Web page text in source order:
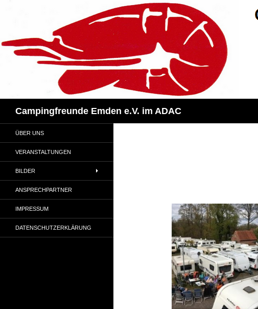
Campingfreunde Emden e.V. im ADAC
ÜBER UNS
VERANSTALTUNGEN
BILDER
ANSPRECHPARTNER
IMPRESSUM
DATENSCHUTZERKLÄRUNG